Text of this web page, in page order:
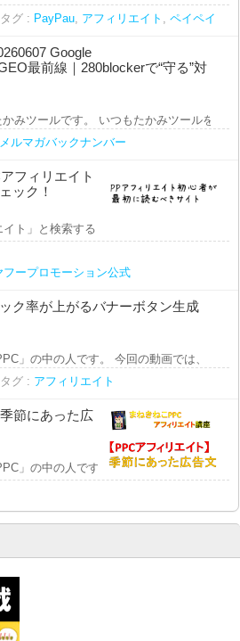
グ : PayPau, アフィリエイト , ペイペイ
Google
最前線｜280blockerで“守る”対
みツールです。 いつもたかみツールをご
ルマガバックナンバー
フィリエイト
ック！
ト」と検索すると いろいろな情報がでて
フープロモーション公式
ク率が上がるバナーボタン生成
」の中の人です。 今回の動画では、 【ア
グ : アフィリエイト
節にあった広
」の中の人です♪ 本日の動画では、 【